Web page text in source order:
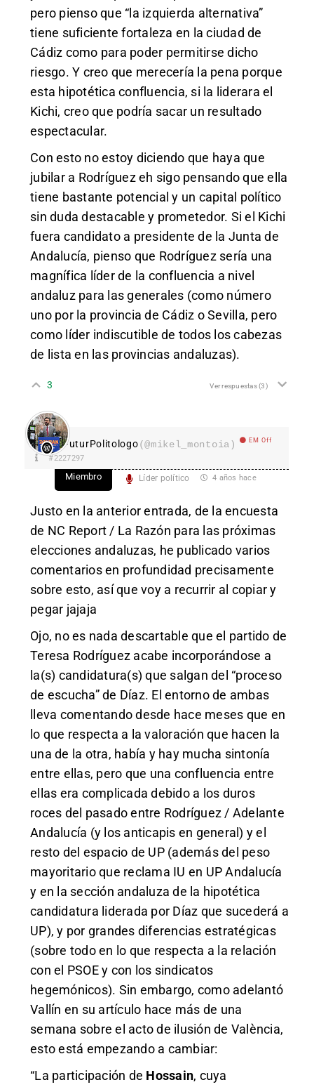
pero pienso que “la izquierda alternativa”
tiene suficiente fortaleza en la ciudad de
Cádiz como para poder permitirse dicho
riesgo. Y creo que merecería la pena porque
esta hipotética confluencia, si la liderara el
Kichi, creo que podría sacar un resultado
espectacular.
Con esto no estoy diciendo que haya que
jubilar a Rodríguez eh sigo pensando que ella
tiene bastante potencial y un capital político
sin duda destacable y prometedor. Si el Kichi
fuera candidato a presidente de la Junta de
Andalucía, pienso que Rodríguez sería una
magnífica líder de la confluencia a nivel
andaluz para las generales (como número
uno por la provincia de Cádiz o Sevilla, pero
como líder indiscutible de todos los cabezas
de lista en las provincias andaluzas).
3 Ver respuestas(3)
FuturPolitologo(@mikel_montoia) EM Off
#2227297
Miembro Líder político 4 años hace
Justo en la anterior entrada, de la encuesta
de NC Report / La Razón para las próximas
elecciones andaluzas, he publicado varios
comentarios en profundidad precisamente
sobre esto, así que voy a recurrir al copiar y
pegar jajaja
Ojo, no es nada descartable que el partido de
Teresa Rodríguez acabe incorporándose a
la(s) candidatura(s) que salgan del “proceso
de escucha” de Díaz. El entorno de ambas
lleva comentando desde hace meses que en
lo que respecta a la valoración que hacen la
una de la otra, había y hay mucha sintonía
entre ellas, pero que una confluencia entre
ellas era complicada debido a los duros
roces del pasado entre Rodríguez / Adelante
Andalucía (y los anticapis en general) y el
resto del espacio de UP (además del peso
mayoritario que reclama IU en UP Andalucía
y en la sección andaluza de la hipotética
candidatura liderada por Díaz que sucederá a
UP), y por grandes diferencias estratégicas
(sobre todo en lo que respecta a la relación
con el PSOE y con los sindicatos
hegemónicos). Sin embargo, como adelantó
Vallín en su artículo hace más de una
semana sobre el acto de ilusión de València,
esto está empezando a cambiar:
“La participación de Hossain, cuya